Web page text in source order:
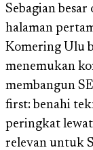
Sebagian
halaman
Komering Ulu
menemukan
membangun
first: benahi
peringkat
relevan untuk